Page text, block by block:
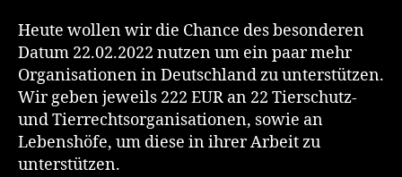
Heute wollen wir die Chance des besonderen
Datum 22.02.2022 nutzen um ein paar mehr
Organisationen in Deutschland zu unterstützen.
Wir geben jeweils 222 EUR an 22 Tierschutz-
und Tierrechtsorganisationen, sowie an
Lebenshöfe, um diese in ihrer Arbeit zu
unterstützen.